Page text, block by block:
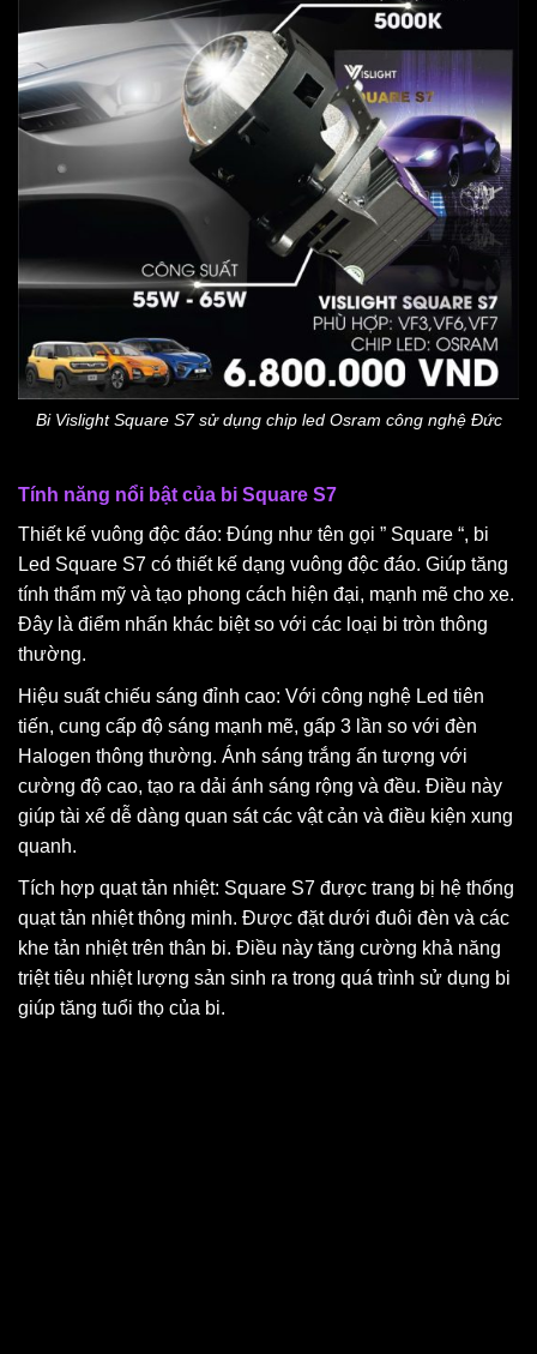
Bi Vislight Square S7 sử dụng chip led Osram công nghệ Đức
Tính năng nổi bật của bi Square S7
Thiết kế vuông độc đáo: Đúng như tên gọi ” Square “, bi
Led Square S7 có thiết kế dạng vuông độc đáo. Giúp tăng
tính thẩm mỹ và tạo phong cách hiện đại, mạnh mẽ cho xe.
Đây là điểm nhấn khác biệt so với các loại bi tròn thông
thường.
Hiệu suất chiếu sáng đỉnh cao: Với công nghệ Led tiên
tiến, cung cấp độ sáng mạnh mẽ, gấp 3 lần so với đèn
Halogen thông thường. Ánh sáng trắng ấn tượng với
cường độ cao, tạo ra dải ánh sáng rộng và đều. Điều này
giúp tài xế dễ dàng quan sát các vật cản và điều kiện xung
quanh.
Tích hợp quạt tản nhiệt: Square S7 được trang bị hệ thống
quạt tản nhiệt thông minh. Được đặt dưới đuôi đèn và các
khe tản nhiệt trên thân bi. Điều này tăng cường khả năng
triệt tiêu nhiệt lượng sản sinh ra trong quá trình sử dụng bi
giúp tăng tuổi thọ của bi.